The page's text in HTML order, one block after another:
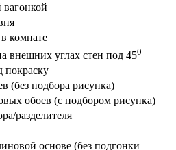
комнате
внешних углах стен под 450
покраску
(без подбора рисунка)
обоев (с подбором рисунка)
разделителя
основе (без подгонки